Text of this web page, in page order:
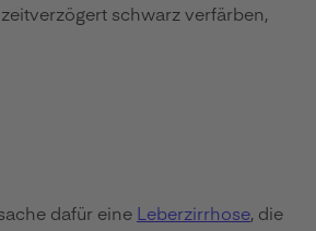
schwarz verfärben,
dafür eine Leberzirrhose, die